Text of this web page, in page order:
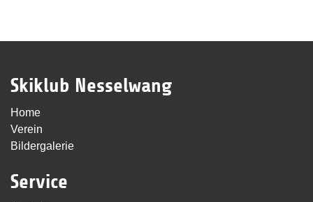
Skiklub Nesselwang
Home
Verein
Bildergalerie
Service